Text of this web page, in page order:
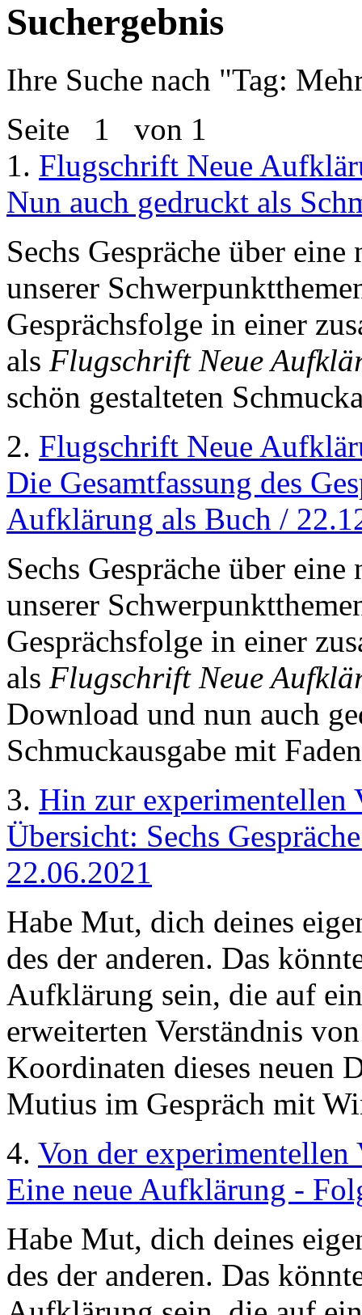
Suchergebnis
Ihre Suche nach "Tag:
Seite 1 von 1
1. Flugschrift Neue
Nun auch gedruckt als
Sechs Gespräche über
unserer
Gesprächsfolge in einer
als Flugschrift Neue
schön gestalteten
2. Flugschrift Neue
Die Gesamtfassung des
Aufklärung als Buch /
Sechs Gespräche über
unserer
Gesprächsfolge in einer
als Flugschrift Neue
Download und nun auch
Schmuckausgabe mit
3. Hin zur experimentellen
Übersicht: Sechs
22.06.2021
Habe Mut, dich deines
des der anderen. Das
Aufklärung sein, die auf
erweiterten Verständnis
Koordinaten dieses neuen
Mutius im Gespräch mit
4. Von der experimentellen
Eine neue Aufklärung -
Habe Mut, dich deines
des der anderen. Das